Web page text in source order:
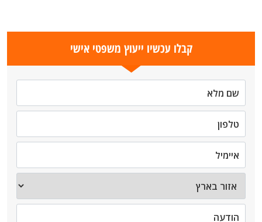
קבלו עכשיו ייעוץ משפטי אישי